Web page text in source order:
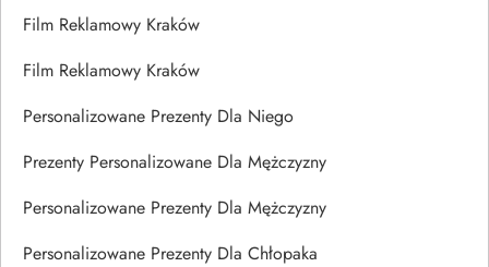
Film Reklamowy Kraków
Film Reklamowy Kraków
Personalizowane Prezenty Dla Niego
Prezenty Personalizowane Dla Mężczyzny
Personalizowane Prezenty Dla Mężczyzny
Personalizowane Prezenty Dla Chłopaka